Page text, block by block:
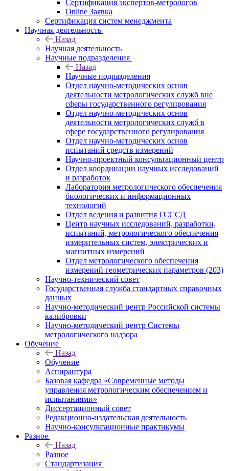
Сертификация экспертов-метрологов
Online Заявка
Сертификация систем менеджмента
Научная деятельность
Назад
Научная деятельность
Научные подразделения
Назад
Научные подразделения
Отдел научно-методических основ
деятельности метрологических служб вне
сферы государственного регулирования
Отдел научно-методических основ
деятельности метрологических служб в
сфере государственного регулирования
Отдел научно-методических основ
испытаний средств измерений
Научно-проектный консультационный центр
Отдел координации научных исследований
и разработок
Лаборатория метрологического обеспечения
биологических и информационных
технологий
Отдел ведения и развития ГСССД
Центр научных исследований, разработки,
испытаний, метрологического обеспечения
измерительных систем, электрических и
магнитных измерений
Отдел метрологического обеспечения
измерений геометрических параметров (203)
Научно-технический совет
Государственная служба стандартных справочных
данных
Научно-методический центр Российской системы
калибровки
Научно-методический центр Системы
метрологического надзора
Обучение
Назад
Обучение
Аспирантура
Базовая кафедра «Современные методы
управления метрологическим обеспечением и
испытаниями»
Диссертационный совет
Редакционно-издательская деятельность
Научно-консультационные практикумы
Разное
Назад
Разное
Стандартизация